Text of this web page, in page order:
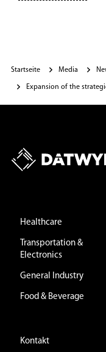
Startseite Media
Expansion of the
Healthcare
Transportation &
Electronics
General Industry
Food & Beverage
Kontakt